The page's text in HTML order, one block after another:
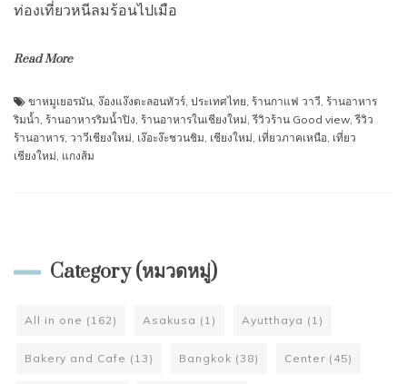
ท่องเที่ยวหนีลมร้อนไปเมือ
Read More
ขาหมูเยอรมัน, ง๊องแง๊งตะลอนทัวร์, ประเทศไทย, ร้านกาแฟ วาวี, ร้านอาหาร
ริมน้ำ, ร้านอาหารริมน้ำปิง, ร้านอาหารในเชียงใหม่,รีวิวร้าน Good view,รีวิว
ร้านอาหาร, วาวีเชียงใหม่, เง๊อะง๊ะชวนชิม, เชียงใหม่, เที่ยวภาคเหนือ, เที่ยว
เชียงใหม่, แกงส้ม
Category (หมวดหมู่)
All in one (162) Asakusa (1) Ayutthaya (1)
Bakery and Cafe (13) Bangkok (38) Center (45)